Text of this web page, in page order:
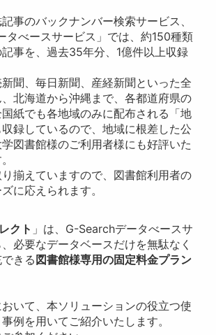
事のバックナンバー検索サービス、
タべースサービス」では、約150種類
事を、過去35年分、1億件以上収録
聞、毎日新聞、産経新聞といった全
北海道から沖縄まで、各都道府県の
国紙でも各地域のみに配布される「地
録しているので、地域に根差した公
図書館様のご利用者様にも好評いた
揃えていますので、図書館利用者の
に応えられます。
クト 」は、G-Searchデータべースサ
必要なデータベースだけを無駄なく
きる図書館様専用の固定料金プラン
いて、本ソリューションの役立つ使
例を用いてご紹介いたします。